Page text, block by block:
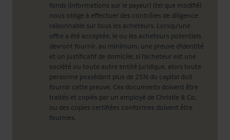
fonds (informations sur le payeur) (tel que modifié)
nous oblige à effectuer des contrôles de diligence
raisonnable sur tous les acheteurs. Lorsqu'une
offre a été acceptée, le ou les acheteurs potentiels
devront fournir, au minimum, une preuve d'identité
et un justificatif de domicile; si l'acheteur est une
société ou toute autre entité juridique, alors toute
personne possédant plus de 25% du capital doit
fournir cette preuve. Ces documents doivent être
traités et copiés par un employé de Christie & Co,
ou des copies certifiées conformes doivent être
fournies.